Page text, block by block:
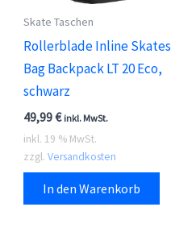
Skate Taschen
Rollerblade Inline Skates
Bag Backpack LT 20 Eco,
schwarz
49,99€ inkl. MwSt.
inkl. 19 % MwSt.
zzgl. Versandkosten
In den Warenkorb